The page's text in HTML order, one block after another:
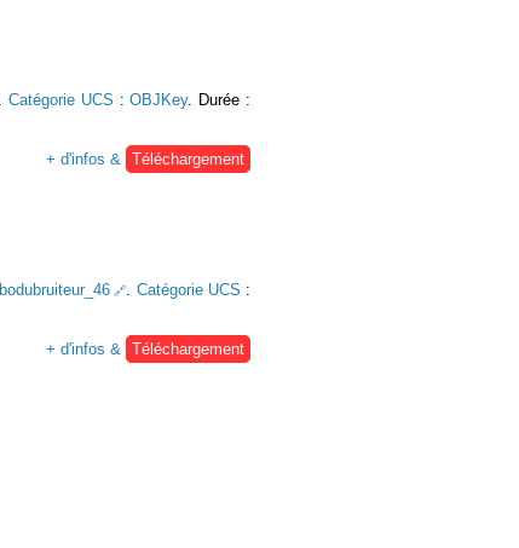
Catégorie UCS :OBJKey. Durée :
+ d'infos & Téléchargement
Catégorie UCS :
+ d'infos &
Téléchargement